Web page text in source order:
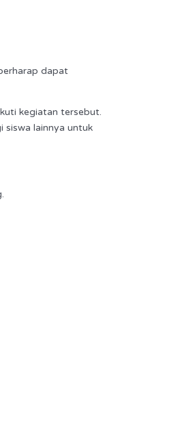
dapat
kegiatan tersebut.
siswa lainnya untuk